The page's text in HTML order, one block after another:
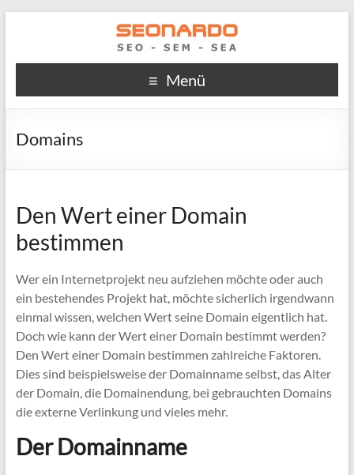
Menü
Domains
Den Wert einer Domain
bestimmen
Wer ein Internetprojekt neu aufziehen möchte oder auch
ein bestehendes Projekt hat, möchte sicherlich irgendwann
einmal wissen, welchen Wert seine Domain eigentlich hat.
Doch wie kann der Wert einer Domain bestimmt werden?
Den Wert einer Domain bestimmen zahlreiche Faktoren.
Dies sind beispielsweise der Domainname selbst, das Alter
der Domain, die Domainendung, bei gebrauchten Domains
die externe Verlinkung und vieles mehr.
Der Domainname